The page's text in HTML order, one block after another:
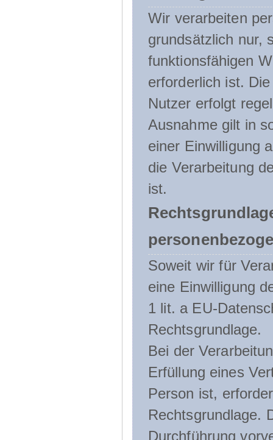
Wir verarbeiten
grundsätzlich nur,
funktionsfähigen
erforderlich ist.
Nutzer erfolgt
Ausnahme gilt in
einer Einwilligung
die Verarbeitung
ist.
Soweit wir für
eine Einwilligung
1 lit. a EU-
Rechtsgrundlage.
Bei der
Erfüllung eines
Person ist,
Rechtsgrundlage.
Durchführung